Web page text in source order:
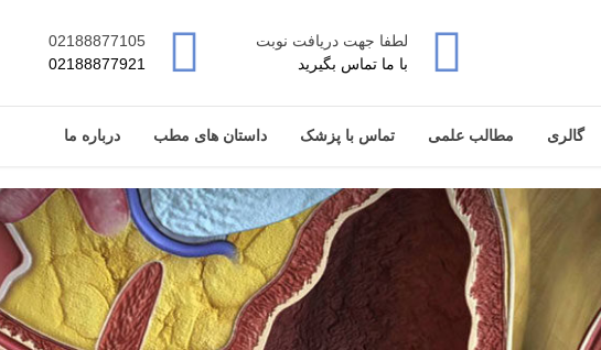
لطفا جهت دریافت نوبت
با ما تماس بگیرید
02188877105
02188877921
گالری مطالب علمی تماس با پزشک داستان های مطب درباره ما